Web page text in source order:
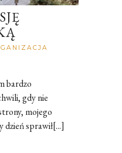
bardzo
gdy nie
mojego
dzień sprawił[...]